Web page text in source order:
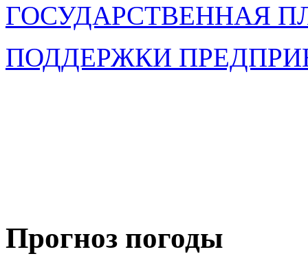
ГОСУДАРСТВЕННАЯ
ПОДДЕРЖКИ
Прогноз погоды